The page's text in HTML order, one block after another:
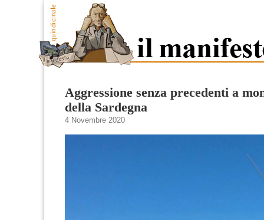
Aggressione senza precedenti a
della Sardegna
4 Novembre 2020